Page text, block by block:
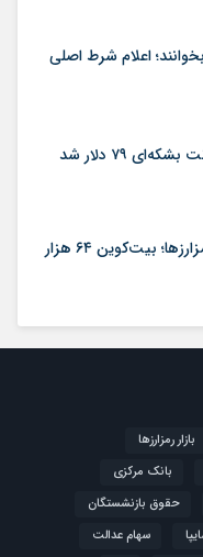
اعلام شرط اصلی
۷۹ دلار شد
آخرین وضعیت بازار رمزارزها؛ بیت‌کوین ۶۴ هزار
بازار رمزارزها
بانک مرکزی
حقوق بازنشستگان
سهام عدالت